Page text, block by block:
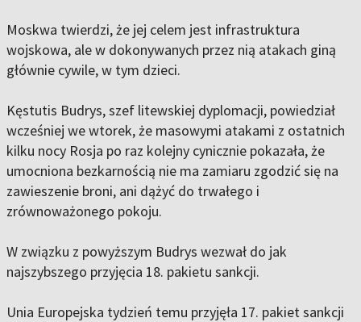
Moskwa twierdzi, że jej celem jest infrastruktura
wojskowa, ale w dokonywanych przez nią atakach giną
głównie cywile, w tym dzieci.
Kęstutis Budrys, szef litewskiej dyplomacji, powiedział
wcześniej we wtorek, że masowymi atakami z ostatnich
kilku nocy Rosja po raz kolejny cynicznie pokazała, że
umocniona bezkarnością nie ma zamiaru zgodzić się na
zawieszenie broni, ani dążyć do trwałego i
zrównoważonego pokoju.
W związku z powyższym Budrys wezwał do jak
najszybszego przyjęcia 18. pakietu sankcji.
Unia Europejska tydzień temu przyjęła 17. pakiet sankcji